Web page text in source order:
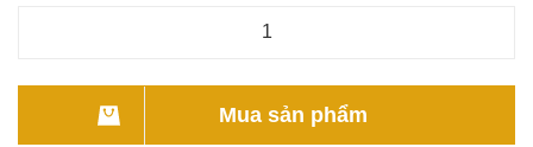
Mua sản phẩm